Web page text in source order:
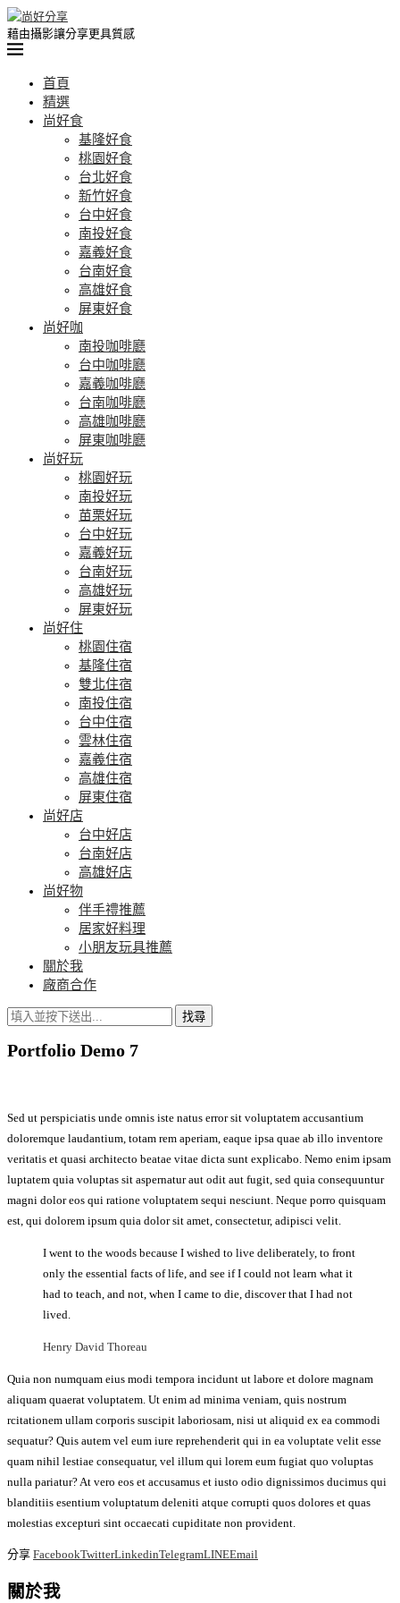
藉由攝影讓分享更具質感
首頁
精選
尚好食
基隆好食
桃園好食
台北好食
新竹好食
台中好食
南投好食
嘉義好食
台南好食
高雄好食
屏東好食
尚好咖
南投咖啡廳
台中咖啡廳
嘉義咖啡廳
台南咖啡廳
高雄咖啡廳
屏東咖啡廳
尚好玩
桃園好玩
南投好玩
苗栗好玩
台中好玩
嘉義好玩
台南好玩
高雄好玩
屏東好玩
尚好住
桃園住宿
基隆住宿
雙北住宿
南投住宿
台中住宿
雲林住宿
嘉義住宿
高雄住宿
屏東住宿
尚好店
台中好店
台南好店
高雄好店
尚好物
伴手禮推薦
居家好料理
小朋友玩具推薦
關於我
廠商合作
找尋
Portfolio Demo 7
Sed ut perspiciatis unde omnis iste natus error sit voluptatem accusantium
doloremque laudantium, totam rem aperiam, eaque ipsa quae ab illo inventore
veritatis et quasi architecto beatae vitae dicta sunt explicabo. Nemo enim ipsam
luptatem quia voluptas sit aspernatur aut odit aut fugit, sed quia consequuntur
magni dolor eos qui ratione voluptatem sequi nesciunt. Neque porro quisquam
est, qui dolorem ipsum quia dolor sit amet, consectetur, adipisci velit.
I went to the woods because I wished to live deliberately, to front
only the essential facts of life, and see if I could not learn what it
had to teach, and not, when I came to die, discover that I had not
lived.
Henry David Thoreau
Quia non numquam eius modi tempora incidunt ut labore et dolore magnam
aliquam quaerat voluptatem. Ut enim ad minima veniam, quis nostrum
rcitationem ullam corporis suscipit laboriosam, nisi ut aliquid ex ea commodi
sequatur? Quis autem vel eum iure reprehenderit qui in ea voluptate velit esse
quam nihil lestiae consequatur, vel illum qui lorem eum fugiat quo voluptas
nulla pariatur? At vero eos et accusamus et iusto odio dignissimos ducimus qui
blanditiis esentium voluptatum deleniti atque corrupti quos dolores et quas
molestias excepturi sint occaecati cupiditate non provident.
分享 FacebookTwitterLinkedinTelegramLINEEmail
關於我